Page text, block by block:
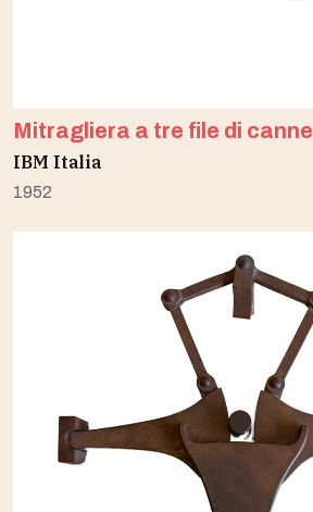
Mitragliera a tre file di canne
IBM Italia
1952